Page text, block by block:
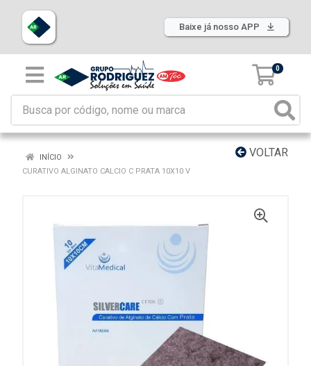
Baixe já nosso APP
0
VOLTAR
INÍCIO
CURATIVO ALGINATO CALCIO C PRATA 10X10 V